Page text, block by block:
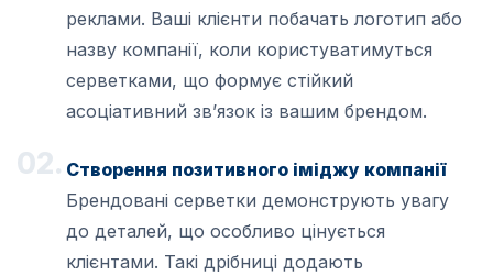
реклами. Ваші клієнти побачать логотип або
назву компанії, коли користуватимуться
серветками, що формує стійкий
асоціативний зв’язок із вашим брендом.
Створення позитивного іміджу компанії
Брендовані серветки демонструють увагу
до деталей, що особливо цінується
клієнтами. Такі дрібниці додають